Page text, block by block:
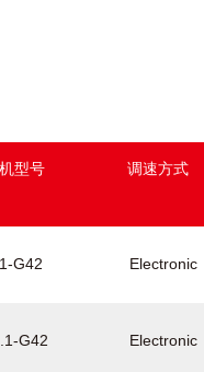
型号 调速方式
G42 Electronic
G42 Electronic